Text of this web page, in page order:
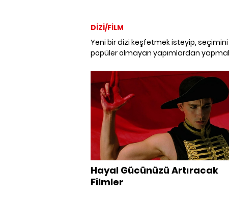
DİZİ/FİLM
Yeni bir dizi keşfetmek isteyip,
popüler olmayan yapımlardan
Hayal Gücünüzü Artıracak
Filmler